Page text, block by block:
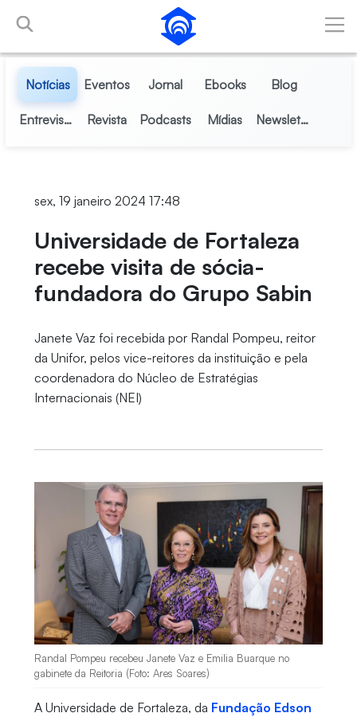
Pular para o Conteúdo principal
Notícias Eventos Jornal Ebooks Blog
Entrevistas Revista Podcasts Mídias Newsletter
sex, 19 janeiro 2024 17:48
Universidade de Fortaleza
recebe visita de sócia-
fundadora do Grupo Sabin
Janete Vaz foi recebida por Randal Pompeu, reitor
da Unifor, pelos vice-reitores da instituição e pela
coordenadora do Núcleo de Estratégias
Internacionais (NEI)
Randal Pompeu recebeu Janete Vaz e Emilia Buarque no
gabinete da Reitoria (Foto: Ares Soares)
A Universidade de Fortaleza, da Fundação Edson